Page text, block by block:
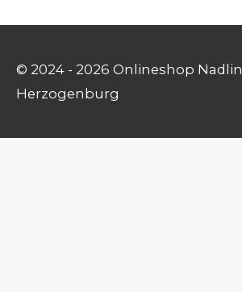
© 2024 - 2026 Onlineshop
Herzogenburg